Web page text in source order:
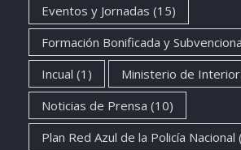
Eventos y Jornadas (15)
Formación Bonificada y
Incual (1) Ministerio de Interior
Noticias de Prensa (10)
Plan Red Azul de la Policía Nacional